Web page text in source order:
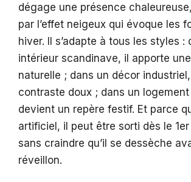
dégage une présence
par l’effet neigeux qui évoque les
hiver. Il s’adapte à tous les styles :
intérieur scandinave, il apporte
naturelle ; dans un décor
contraste doux ; dans un
devient un repère festif. Et parce
artificiel, il peut être sorti dès le
sans craindre qu’il se dessèche
réveillon.